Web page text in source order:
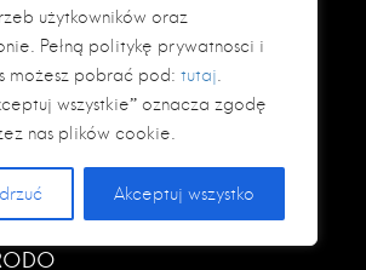
użytkowników oraz
Pełną politykę prywatności i
możesz pobrać pod: tutaj.
wszystkie” oznacza zgodę
nas plików cookie.
Akceptuj wszystko